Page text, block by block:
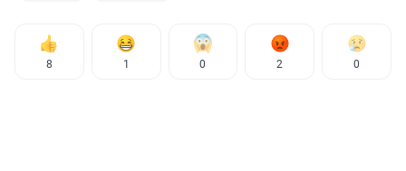
8 1 0 2 0